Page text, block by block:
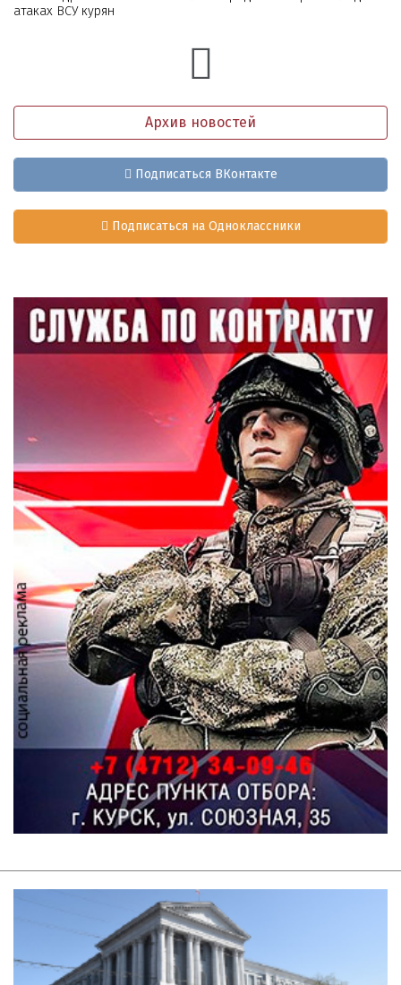
атаках ВСУ курян
Архив новостей
Подписаться ВКонтакте
Подписаться на Одноклассники